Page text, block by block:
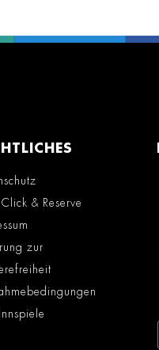
& Reserve
zur